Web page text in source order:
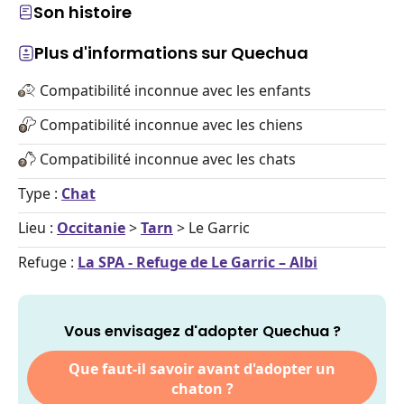
Son histoire
Plus d'informations sur Quechua
Compatibilité inconnue avec les enfants
Compatibilité inconnue avec les chiens
Compatibilité inconnue avec les chats
Type : Chat
Lieu : Occitanie>Tarn > Le Garric
Refuge : La SPA - Refuge de Le Garric – Albi
Vous envisagez d'adopter Quechua ?
Que faut-il savoir avant d'adopter un
chaton ?